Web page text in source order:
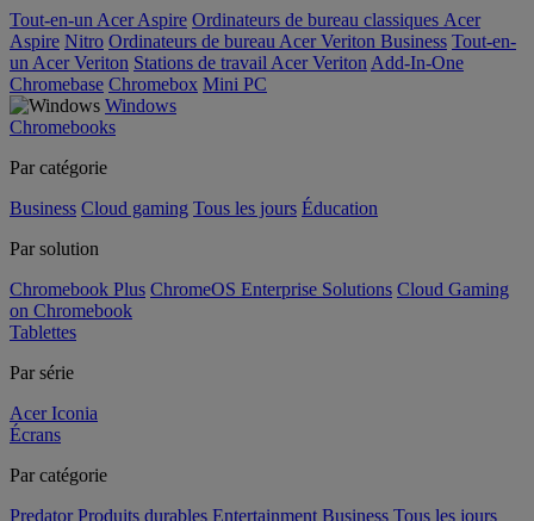
Tout-en-un Acer Aspire Ordinateurs de bureau classiques Acer
Aspire Nitro Ordinateurs de bureau Acer Veriton Business Tout-en-
un Acer Veriton Stations de travail Acer Veriton Add-In-One
Chromebase Chromebox Mini PC
Windows
Chromebooks
Par catégorie
Business Cloud gaming Tous les jours Éducation
Par solution
Chromebook Plus ChromeOS Enterprise Solutions Cloud Gaming
on Chromebook
Tablettes
Par série
Acer Iconia
Écrans
Par catégorie
Predator Produits durables Entertainment Business Tous les jours